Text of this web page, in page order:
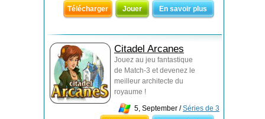
Télécharger
Jouer En savoir plus
Citadel Arcanes
Jouez au jeu fantastique
de Match-3 et devenez le
meilleur architecte du
royaume !
5, September /Séries de 3